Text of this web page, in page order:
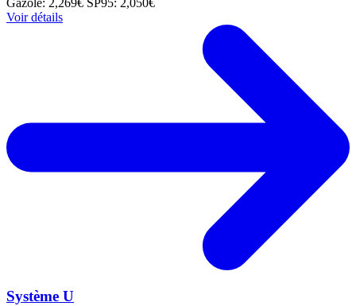
Gazole: 2,269€ SP95: 2,050€
Voir détails
Système U